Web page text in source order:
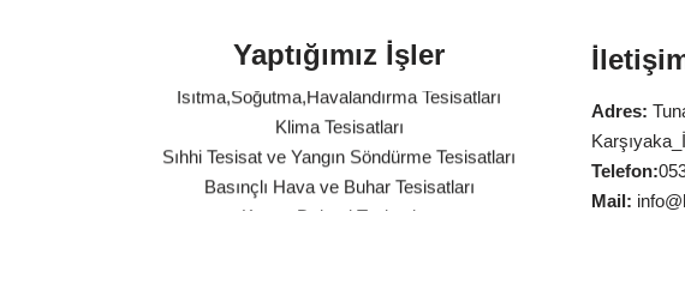
Yaptığımız İşler
Otel Mekanik Tesisatları
Basınçlı Hava ve Buhar Tesisatları
Kazan Dairesi Tesisatları
Adres:
Telefon:
Mail: